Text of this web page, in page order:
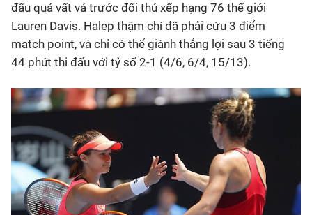
Bóng đá
Thể thao Điện tử
Các môn khác
VIDEO
Bên lề
đấu quá vất vả trước đối thủ xếp hạng 76 thế giới
Lauren Davis. Halep thậm chí đã phải cứu 3 điểm
match point, và chỉ có thể giành thắng lợi sau 3 tiếng
44 phút thi đấu với tỷ số 2-1 (4/6, 6/4, 15/13).